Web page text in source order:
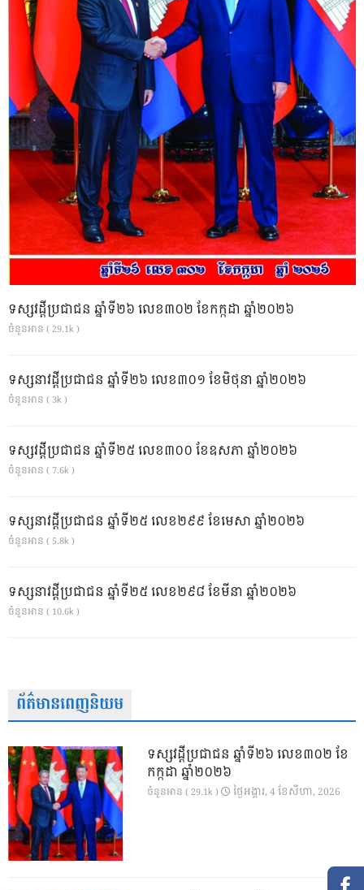
ទស្សវដ្តីប្រជាជន ឆ្នាំទី២៦ លេខ៣០២ ខែកក្កដា ឆ្នាំ២០២៦
ចំនួនអាន ( 29.1k )
ទស្សនាវដ្ដីប្រជាជន ឆ្នាំទី២៦ លេខ៣០១ ខែមិថុនា ឆ្នាំ២០២៦
ចំនួនអាន ( 3k )
ទស្សវដ្តីប្រជាជន ឆ្នាំទី២៥ លេខ៣០០ ខែឧសភា ឆ្នាំ២០២៦
ចំនួនអាន ( 7.6k )
ទស្សនាវដ្ដីប្រជាជន ឆ្នាំទី២៥ លេខ២៩៩ ខែមេសា ឆ្នាំ២០២៦
ចំនួនអាន ( 5.8k )
ទស្សនាវដ្ដីប្រជាជន ឆ្នាំទី២៥ លេខ២៩៨ ខែមីនា ឆ្នាំ២០២៦
ចំនួនអាន ( 10.6k )
ព័ត៌មានពេញនិយម
ទស្សវដ្តីប្រជាជន ឆ្នាំទី២៦ លេខ៣០២ ខែ
កក្កដា ឆ្នាំ២០២៦
ចំនួនអាន ( 29.1k ) ថ្ងៃ​អង្គារ, 4 ខែ​សីហា, 2026